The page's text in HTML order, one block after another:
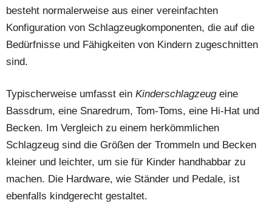
besteht normalerweise aus einer vereinfachten
Konfiguration von Schlagzeugkomponenten, die auf die
Bedürfnisse und Fähigkeiten von Kindern zugeschnitten
sind.
Typischerweise umfasst ein Kinderschlagzeugeine
Bassdrum, eine Snaredrum, Tom-Toms, eine Hi-Hat und
Becken. Im Vergleich zu einem herkömmlichen
Schlagzeug sind die Größen der Trommeln und Becken
kleiner und leichter, um sie für Kinder handhabbar zu
machen. Die Hardware, wie Ständer und Pedale, ist
ebenfalls kindgerecht gestaltet.